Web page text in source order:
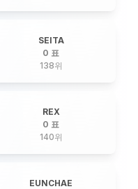
SEITA
0 표
138위
REX
0 표
140위
EUNCHAE